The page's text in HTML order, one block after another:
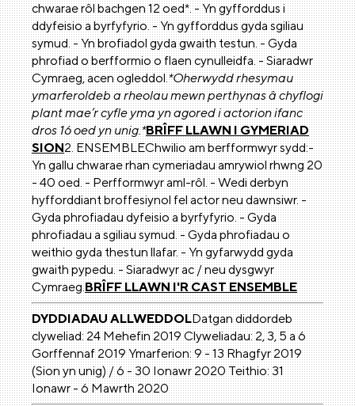
chwarae rôl bachgen 12 oed*. - Yn gyfforddus i
ddyfeisio a byrfyfyrio. - Yn gyfforddus gyda sgiliau
symud. - Yn brofiadol gyda gwaith testun. - Gyda
phrofiad o berfformio o flaen cynulleidfa. - Siaradwr
Cymraeg, acen ogleddol.*Oherwydd rhesymau
ymarferoldeb a rheolau mewn perthynas â chyflogi
plant mae’r cyfle yma yn agored i actorion ifanc
dros 16 oed yn unig.*BRÎFF LLAWN I GYMERIAD
SION2. ENSEMBLEChwilio am berfformwyr sydd:-
Yn gallu chwarae rhan cymeriadau amrywiol rhwng 20
- 40 oed. - Perfformwyr aml-rôl. - Wedi derbyn
hyfforddiant broffesiynol fel actor neu dawnsiwr. -
Gyda phrofiadau dyfeisio a byrfyfyrio. - Gyda
phrofiadau a sgiliau symud. - Gyda phrofiadau o
weithio gyda thestun llafar. - Yn gyfarwydd gyda
gwaith pypedu. - Siaradwyr ac / neu dysgwyr
Cymraeg.BRÎFF LLAWN I'R CAST ENSEMBLE
DYDDIADAU ALLWEDDOLDatgan diddordeb
clyweliad: 24 Mehefin 2019 Clyweliadau: 2, 3, 5 a 6
Gorffennaf 2019 Ymarferion: 9 - 13 Rhagfyr 2019
(Sion yn unig) / 6 - 30 Ionawr 2020 Teithio: 31
Ionawr - 6 Mawrth 2020